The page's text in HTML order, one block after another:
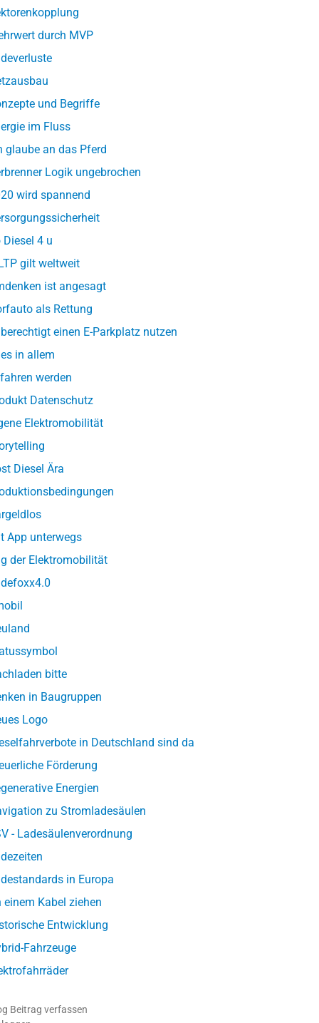
durch MVP
und Begriffe
im Fluss
glaube an das Pferd
Logik ungebrochen
wird spannend
Diesel 4 u
gilt weltweit
ist angesagt
als Rettung
einen E-Parkplatz nutzen
in allem
werden
Datenschutz
Elektromobilität
Diesel Ära
App unterwegs
der Elektromobilität
bitte
in Baugruppen
Logo
in Deutschland sind da
Förderung
Energien
zu Stromladesäulen
- Ladesäulenverordnung
in Europa
einem Kabel ziehen
Entwicklung
Fahrzeuge
Beitrag verfassen